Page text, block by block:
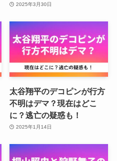
2025年3月30日
太谷翔平のデコピンが行方
不明はデマ？現在はどこ
に？逃亡の疑惑も！
2025年1月14日